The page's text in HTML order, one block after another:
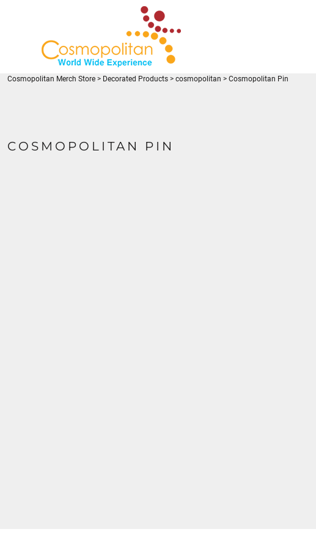
Cosmopolitan Merch Store > Decorated Products > cosmopolitan > Cosmopolitan Pin
COSMOPOLITAN PIN
REGISTER
CART: 0 ITEM
CURRENCY: